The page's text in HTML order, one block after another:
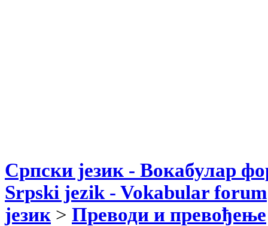
Српски језик - Вокабулар
Srpski jezik - Vokabular forum
језик > Преводи и превођење